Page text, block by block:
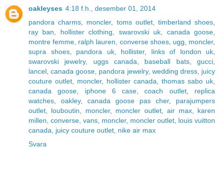
oakleyses 4:18 f.h., desember 01, 2014
pandora charms
moncler, toms outlet, timberland shoes
ray ban
hollister clothing swarovski uk canada goose
montre femme ralph lauren converse shoes, ugg moncler,
supra shoes, pandora uk, hollister, links of london uk
swarovski jewelry, uggs canada baseball bats,gucci
lancel ,canada goose pandora jewelry, wedding dress, juicy
couture outlet
moncler, hollister canada thomas sabo uk
canada goose
iphone 6 case ,coach outlet, replica
watches
oakley, canada goose pas cher, parajumpers
outlet
louboutin moncler, moncler outlet,air max, karen
millen converse vans moncler, moncler outlet louis vuitton
canada
juicy couture outlet nike air max
Svara